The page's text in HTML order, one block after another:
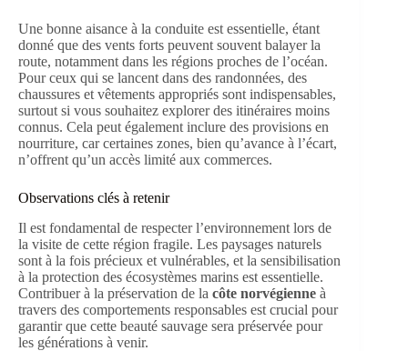
Une bonne aisance à la conduite est essentielle, étant
donné que des vents forts peuvent souvent balayer la
route, notamment dans les régions proches de l’océan.
Pour ceux qui se lancent dans des randonnées, des
chaussures et vêtements appropriés sont indispensables,
surtout si vous souhaitez explorer des itinéraires moins
connus. Cela peut également inclure des provisions en
nourriture, car certaines zones, bien qu’avance à l’écart,
n’offrent qu’un accès limité aux commerces.
Observations clés à retenir
Il est fondamental de respecter l’environnement lors de
la visite de cette région fragile. Les paysages naturels
sont à la fois précieux et vulnérables, et la sensibilisation
à la protection des écosystèmes marins est essentielle.
Contribuer à la préservation de la côte norvégienne à
travers des comportements responsables est crucial pour
garantir que cette beauté sauvage sera préservée pour
les générations à venir.